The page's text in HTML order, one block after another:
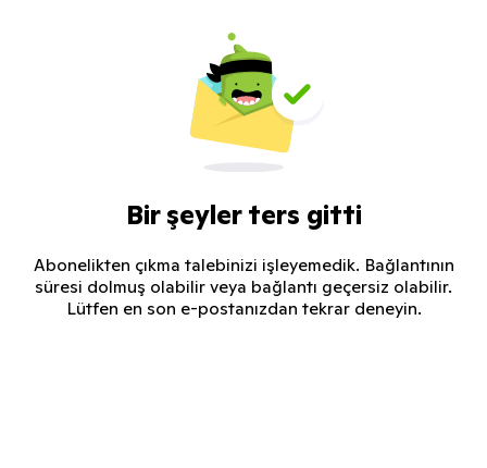
Bir şeyler ters gitti
Abonelikten çıkma talebinizi işleyemedik. Bağlantının
süresi dolmuş olabilir veya bağlantı geçersiz olabilir.
Lütfen en son e-postanızdan tekrar deneyin.